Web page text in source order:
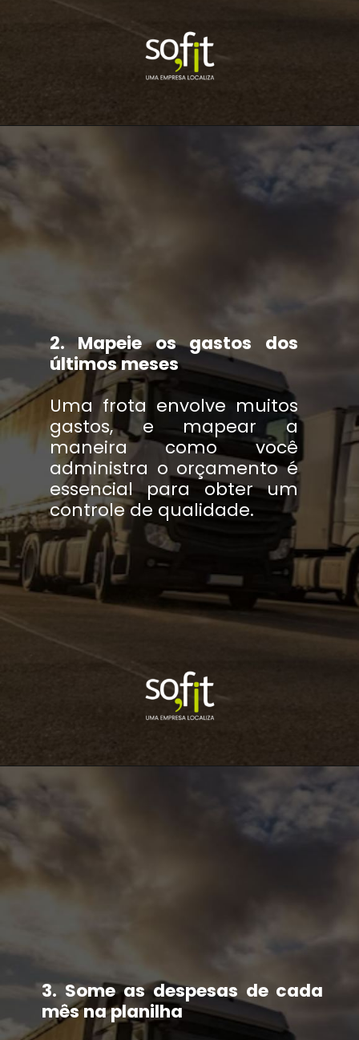
2. Mapeie os gastos dos
últimos meses
Uma frota envolve muitos
gastos, e mapear a
maneira como você
administra o orçamento é
essencial para obter um
controle de qualidade.
3. Some as despesas de cada
mês na planilha